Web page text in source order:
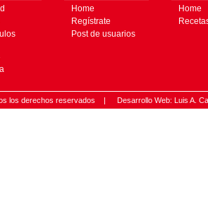
Home
Regístrate
Post de usuarios
Home
los derechos reservados | Desarrollo Web: Luis